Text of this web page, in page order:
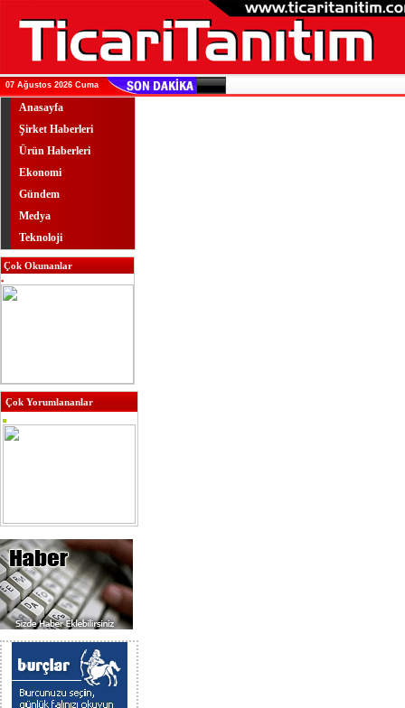
07 Ağustos 2026 Cuma
Anasayfa
Şirket Haberleri
Ürün Haberleri
Ekonomi
Gündem
Medya
Teknoloji
Çok Okunanlar
Çok Yorumlananlar